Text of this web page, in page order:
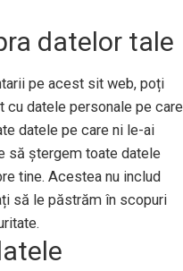
datelor tale
pe acest sit web, poți
datele personale pe care
datele pe care ni le-ai
să ștergem toate datele
tine. Acestea nu includ
să le păstrăm în scopuri